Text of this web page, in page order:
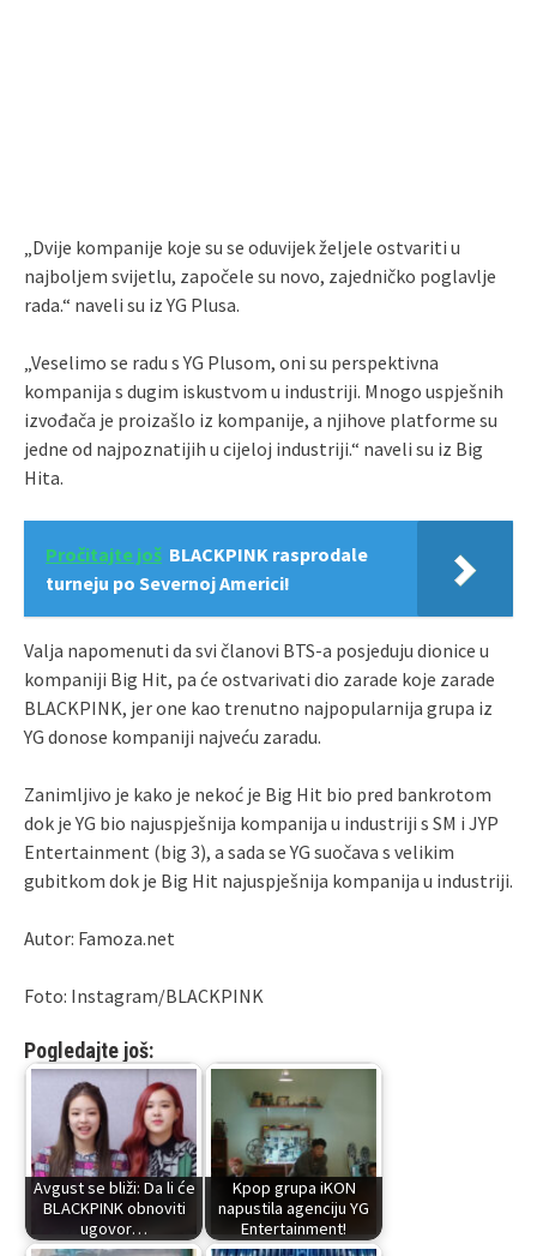
„Dvije kompanije koje su se oduvijek željele ostvariti u
najboljem svijetlu, započele su novo, zajedničko poglavlje
rada.“ naveli su iz YG Plusa.
„Veselimo se radu s YG Plusom, oni su perspektivna
kompanija s dugim iskustvom u industriji. Mnogo uspješnih
izvođača je proizašlo iz kompanije, a njihove platforme su
jedne od najpoznatijih u cijeloj industriji.“ naveli su iz Big
Hita.
Pročitajte još BLACKPINK rasprodale
turneju po Severnoj Americi!
Valja napomenuti da svi članovi BTS-a posjeduju dionice u
kompaniji Big Hit, pa će ostvarivati dio zarade koje zarade
BLACKPINK, jer one kao trenutno najpopularnija grupa iz
YG donose kompaniji najveću zaradu.
Zanimljivo je kako je nekoć je Big Hit bio pred bankrotom
dok je YG bio najuspješnija kompanija u industriji s SM i JYP
Entertainment (big 3), a sada se YG suočava s velikim
gubitkom dok je Big Hit najuspješnija kompanija u industriji.
Autor: Famoza.net
Foto: Instagram/BLACKPINK
Pogledajte još:
Avgust se bliži: Da li će
BLACKPINK obnoviti
ugovor…
Kpop grupa iKON
napustila agenciju YG
Entertainment!